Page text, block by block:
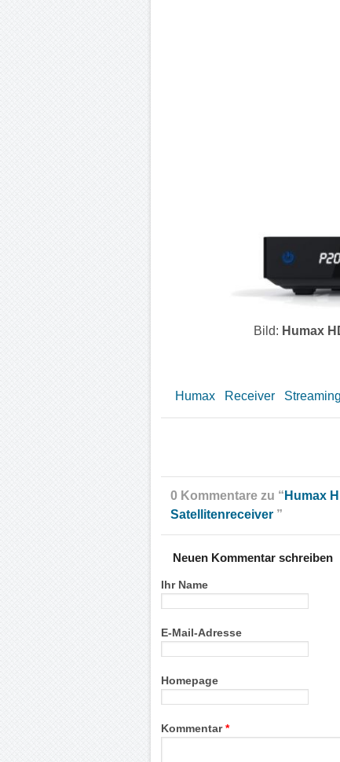
Bild: Humax
Humax Receiver Streaming
0 Kommentare zu “ Humax
Satellitenreceiver ”
Neuen Kommentar schreiben
Ihr Name
E-Mail-Adresse
Homepage
Kommentar*